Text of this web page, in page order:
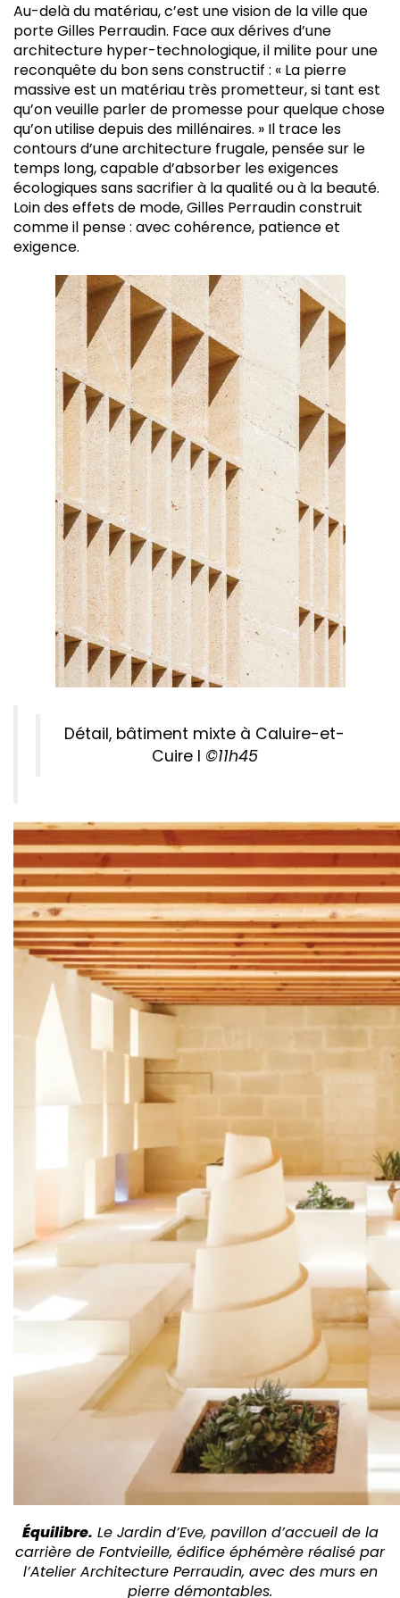
Au-delà du matériau, c’est une vision de la ville que
porte Gilles Perraudin. Face aux dérives d’une
architecture hyper-technologique, il milite pour une
reconquête du bon sens constructif : « La pierre
massive est un matériau très prometteur, si tant est
qu’on veuille parler de promesse pour quelque chose
qu’on utilise depuis des millénaires. » Il trace les
contours d’une architecture frugale, pensée sur le
temps long, capable d’absorber les exigences
écologiques sans sacrifier à la qualité ou à la beauté.
Loin des effets de mode, Gilles Perraudin construit
comme il pense : avec cohérence, patience et
exigence.
Détail, bâtiment mixte à Caluire-et-
Cuire I ©11h45
Équilibre. Le Jardin d’Eve, pavillon d’accueil de la
carrière de Fontvieille, édifice éphémère réalisé par
l’Atelier Architecture Perraudin, avec des murs en
pierre démontables.